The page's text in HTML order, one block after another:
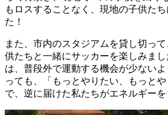
もロスすることなく、現地の子供た
た！
また、市内のスタジアムを貸し切っ
供たちと一緒にサッカーを楽しみま
は、普段外で運動する機会が少ない
っても、「もっとやりたい、もっと
で、逆に届けた私たちがエネルギーを